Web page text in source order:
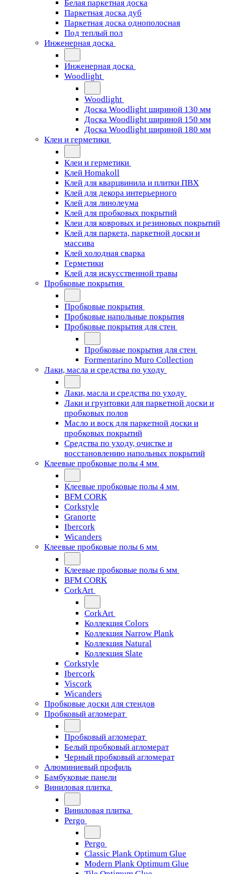
Белая паркетная доска
Паркетная доска дуб
Паркетная доска однополосная
Под теплый пол
Инженерная доска
Инженерная доска
Woodlight
Woodlight
Доска Woodlight шириной 130 мм
Доска Woodlight шириной 150 мм
Доска Woodlight шириной 180 мм
Клеи и герметики
Клеи и герметики
Клей Homakoll
Клей для кварцвинила и плитки ПВХ
Клей для декора интерьерного
Клей для линолеума
Клей для пробковых покрытий
Клеи для ковровых и резиновых покрытий
Клей для паркета, паркетной доски и
массива
Клей холодная сварка
Герметики
Клей для искусственной травы
Пробковые покрытия
Пробковые покрытия
Пробковые напольные покрытия
Пробковые покрытия для стен
Пробковые покрытия для стен
Formentarino Muro Collection
Лаки, масла и средства по уходу
Лаки, масла и средства по уходу
Лаки и грунтовки для паркетной доски и
пробковых полов
Масло и воск для паркетной доски и
пробковых покрытий
Средства по уходу, очистке и
восстановлению напольных покрытий
Клеевые пробковые полы 4 мм
Клеевые пробковые полы 4 мм
BFM CORK
Corkstyle
Granorte
Ibercork
Wicanders
Клеевые пробковые полы 6 мм
Клеевые пробковые полы 6 мм
BFM CORK
CorkArt
CorkArt
Коллекция Colors
Коллекция Narrow Plank
Коллекция Natural
Коллекция Slate
Corkstyle
Ibercork
Viscork
Wicanders
Пробковые доски для стендов
Пробковый агломерат
Пробковый агломерат
Белый пробковый агломерат
Черный пробковый агломерат
Алюминиевый профиль
Бамбуковые панели
Виниловая плитка
Виниловая плитка
Pergo
Pergo
Classic Plank Optimum Glue
Modern Plank Optimum Glue